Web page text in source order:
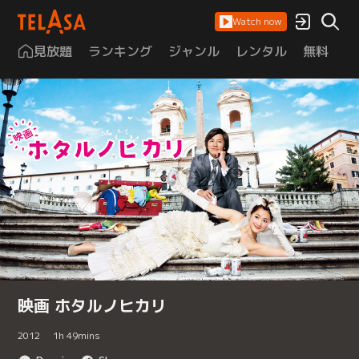
Watch now
見放題 ランキング ジャンル レンタル 無料
映画 ホタルノヒカリ
2012 1h 49mins